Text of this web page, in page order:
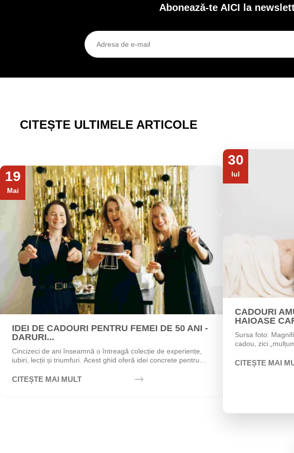
Abonează-te AICI la
CITEȘTE ULTIMELE ARTICOLE
19
Mai
IDEI DE CADOURI PENTRU FEMEI DE 50 ANI -
DARURI...
Cincizeci de ani înseamnă o întreagă colecție de experiențe,
iubiri, lecții și triumfuri. Acest ghid oferă idei concrete pentru
CITEȘTE MAI MULT
30
Iul
CADOURI
HAIOASE
Sursa foto:
cadou, zici
CITEȘTE MAI